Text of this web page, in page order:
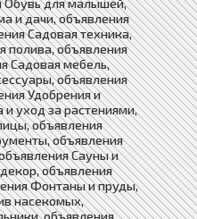
и дачи, объявления
Садовая техника,
полива, объявления
Садовая мебель,
объявления
Удобрения и
уход за растениями,
объявления
объявления
Сауны и
объявления
Фонтаны и пруды,
насекомых,
объявления